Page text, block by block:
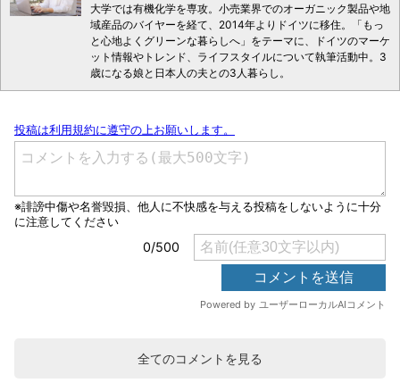
大学では有機化学を専攻。小売業界でのオーガニック製品や地
域産品のバイヤーを経て、2014年よりドイツに移住。「もっ
と心地よくグリーンな暮らしへ」をテーマに、ドイツのマーケ
ット情報やトレンド、ライフスタイルについて執筆活動中。3
歳になる娘と日本人の夫との3人暮らし。
全てのコメントを見る